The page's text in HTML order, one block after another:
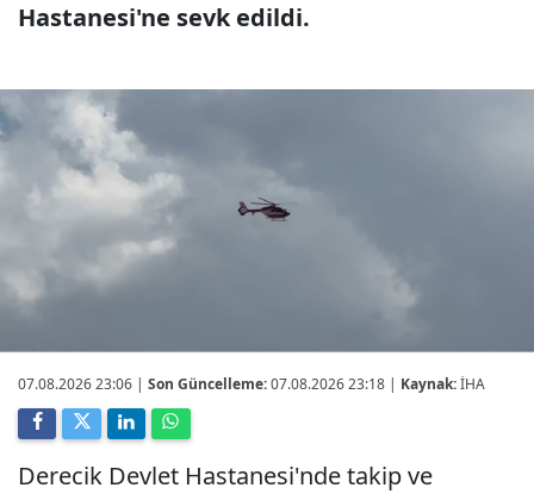
Hastanesi'ne sevk edildi.
07.08.2026 23:06 | Son Güncelleme:07.08.2026 23:18 | Kaynak:İHA
Derecik Devlet Hastanesi'nde takip ve